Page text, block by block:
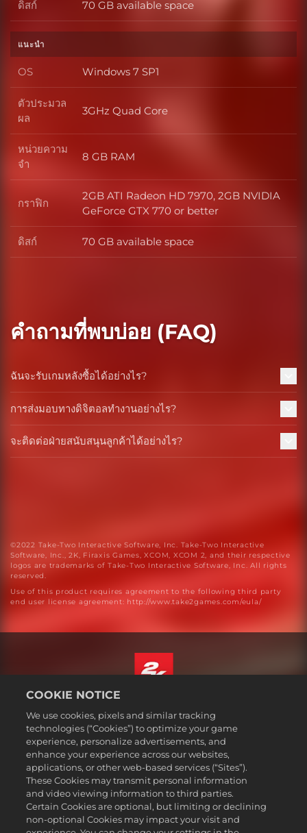
ดิสก์ ดิสก์
70 GB available space
แนะนำ
OS OS
Windows 7 SP1
ตัวประมวล
ผล
ตัวประมวลผล
3GHz Quad Core
หน่วยความ
จำ
หน่วยความจำ
8 GB RAM
กราฟิก กราฟิก
2GB ATI Radeon HD 7970, 2GB NVIDIA
GeForce GTX 770 or better
ดิสก์ ดิสก์
70 GB available space
คำถามที่พบบ่อย (FAQ)
ฉันจะรับเกมหลังซื้อได้อย่างไร?
การส่งมอบทางดิจิตอลทำงานอย่างไร?
จะติดต่อฝ่ายสนับสนุนลูกค้าได้อย่างไร?
©2022 Take-Two Interactive Software, Inc. Take-Two Interactive
Software, Inc., 2K, Firaxis Games, XCOM, XCOM 2, and their respective
logos are trademarks of Take-Two Interactive Software, Inc. All rights
reserved.
Use of this product requires agreement to the following third party
end user license agreement: http://www.take2games.com/eula/
กฎหมาย
นโยบายความเป็นส่วนตัว
นโยบายคุกกี้
ส่วนช่วยเหลือ
ห้ามขายหรือแบ่งปันข้อมูลส่วนบุคคลของฉัน
Order Lookup & Refunds
ไทย
COOKIE NOTICE
We use cookies, pixels and similar tracking
technologies (“Cookies”) to optimize your game
experience, personalize advertisements, and
enhance your experience across our websites,
applications, or other web-based services (“Sites”).
These Cookies may transmit personal information
and video viewing information to third parties.
Certain Cookies are optional, but limiting or declining
non-optional Cookies may impact your visit and